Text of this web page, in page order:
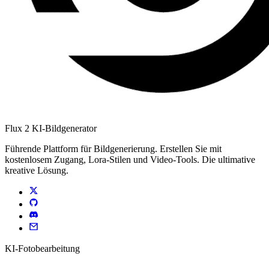
Flux 2 KI-Bildgenerator
Führende Plattform für Bildgenerierung. Erstellen Sie mit
kostenlosem Zugang, Lora-Stilen und Video-Tools. Die ultimative
kreative Lösung.
KI-Fotobearbeitung